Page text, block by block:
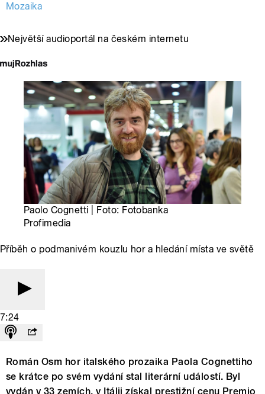
Mozaika
Největší audioportál na českém internetu
Paolo Cognetti | Foto: Fotobanka
Profimedia
Příběh o podmanivém kouzlu hor a hledání místa ve světě
7:24
Román Osm hor italského prozaika Paola Cognettiho
se krátce po svém vydání stal literární událostí. Byl
vydán v 33 zemích, v Itálii získal prestižní cenu Premio